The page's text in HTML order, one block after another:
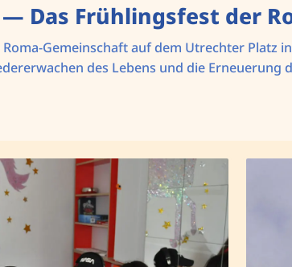
— Das Frühlingsfest der
Gemeinschaft auf dem Utrechter Platz
des Lebens und die Erneuerung